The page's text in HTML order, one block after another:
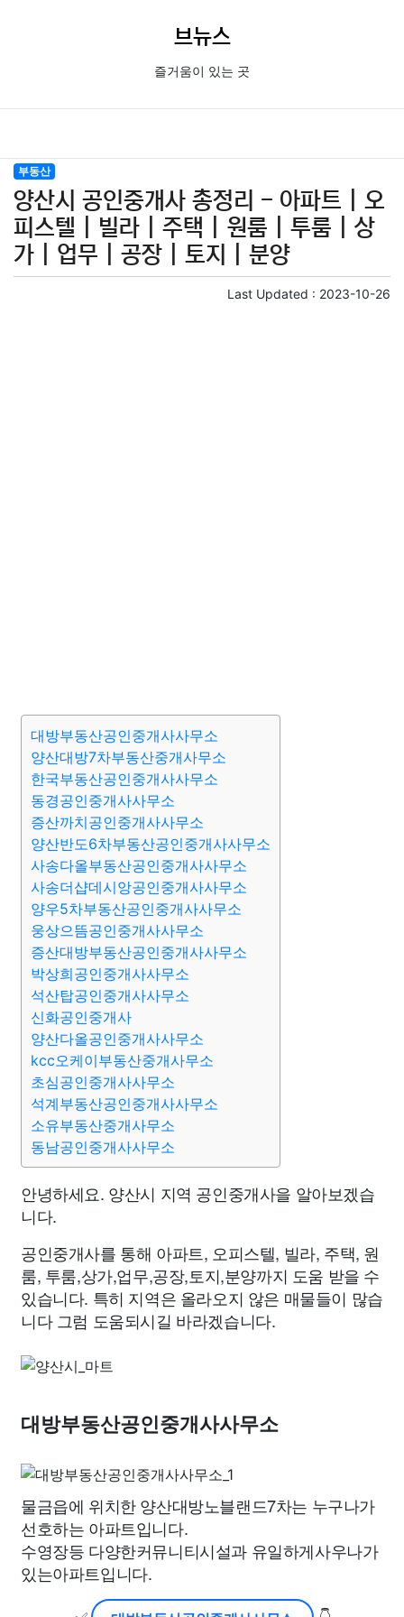
브뉴스
즐거움이 있는 곳
부동산
양산시 공인중개사 총정리 - 아파트 | 오
피스텔 | 빌라 | 주택 | 원룸 | 투룸 | 상
가 | 업무 | 공장 | 토지 | 분양
Last Updated : 2023-10-26
대방부동산공인중개사사무소
양산대방7차부동산중개사무소
한국부동산공인중개사사무소
동경공인중개사사무소
증산까치공인중개사사무소
양산반도6차부동산공인중개사사무소
사송다올부동산공인중개사사무소
사송더샵데시앙공인중개사사무소
양우5차부동산공인중개사사무소
웅상으뜸공인중개사사무소
증산대방부동산공인중개사사무소
박상희공인중개사사무소
석산탑공인중개사사무소
신화공인중개사
양산다올공인중개사사무소
kcc오케이부동산중개사무소
초심공인중개사사무소
석계부동산공인중개사사무소
소유부동산중개사무소
동남공인중개사사무소
안녕하세요. 양산시 지역 공인중개사을 알아보겠습
니다.
공인중개사를 통해 아파트, 오피스텔, 빌라, 주택, 원
룸, 투룸,상가,업무,공장,토지,분양까지 도움 받을 수
있습니다. 특히 지역은 올라오지 않은 매물들이 많습
니다 그럼 도움되시길 바라겠습니다.
대방부동산공인중개사사무소
물금읍에 위치한 양산대방노블랜드7차는 누구나가
선호하는 아파트입니다.
수영장등 다양한커뮤니티시설과 유일하게사우나가
있는아파트입니다.